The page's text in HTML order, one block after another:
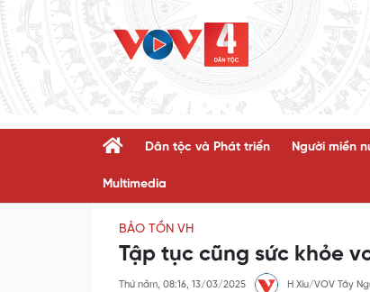
Dân tộc và Phát triển Người miền
Multimedia
BẢO TỒN VH
Tập tục cũng sức khỏe
Thứ năm, 08:16, 13/03/2025 H Xíu/VOV Tây